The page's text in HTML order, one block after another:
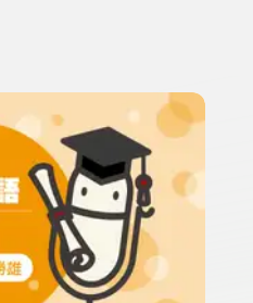
、主持人或關鍵字